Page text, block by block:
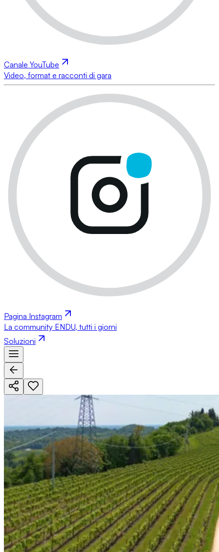
Canale YouTube
Video, format e racconti di gara
Pagina Instagram
La community ENDU, tutti i giorni
Soluzioni